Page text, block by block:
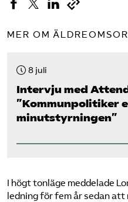
Press
MER OM
8 juli
Intervju med
”Kommunpolitiker
minutstyrningen”
I högt tonläge meddelade
ledning för fem år sedan att